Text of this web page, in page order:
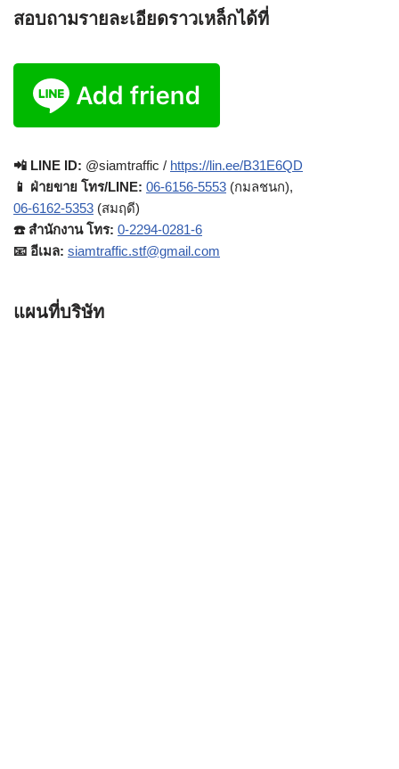
สอบถามรายละเอียดราวเหล็กได้ที่
📲 LINE ID: @siamtraffic / https://lin.ee/B31E6QD
📱 ฝ่ายขาย โทร/LINE: 06-6156-5553 (กมลชนก),
06-6162-5353 (สมฤดี)
☎️ สำนักงาน โทร: 0-2294-0281-6
📧 อีเมล: siamtraffic.stf@gmail.com
แผนที่บริษัท